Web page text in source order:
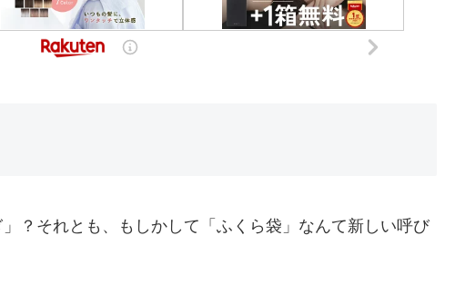
？それとも、もしかして「ふくら袋」なんて新しい呼び